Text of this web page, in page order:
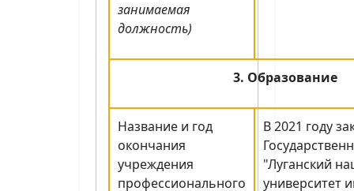
занимаемая
должность)
3. Образование
Название и год
окончания
учреждения
профессионального
В 2021 году
"Луганский
университет